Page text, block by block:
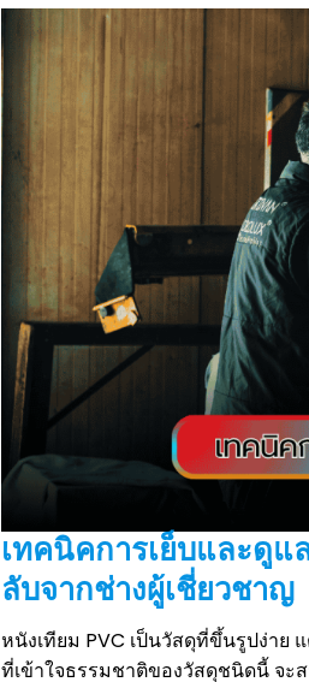
เทคนิคการเย็บและดูแ
ลับจากช่างผู้เชี่ยวชาญ
หนังเทียม PVC เป็นวัสดุที่ขึ้นรูปง่าย
ที่เข้าใจธรรมชาติของวัสดุชนิดนี้ จะ